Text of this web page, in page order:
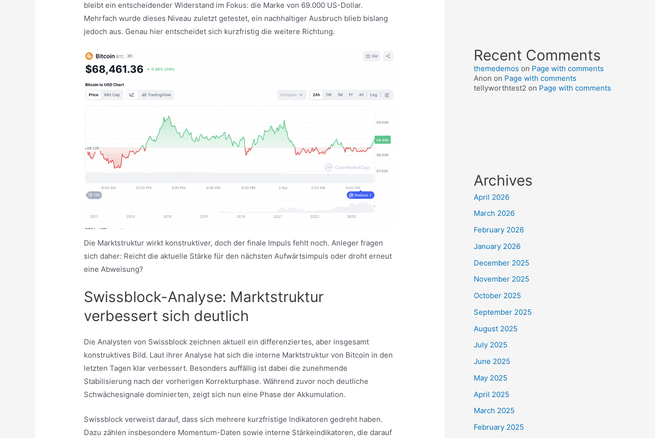
bleibt ein entscheidender Widerstand im Fokus: die Marke von 69.000 US-Dollar.
Mehrfach wurde dieses Niveau zuletzt getestet, ein nachhaltiger Ausbruch blieb bislang
jedoch aus. Genau hier entscheidet sich kurzfristig die weitere Richtung.
Die Marktstruktur wirkt konstruktiver, doch der finale Impuls fehlt noch. Anleger fragen
sich daher: Reicht die aktuelle Stärke für den nächsten Aufwärtsimpuls oder droht erneut
eine Abweisung?
Swissblock-Analyse: Marktstruktur
verbessert sich deutlich
Die Analysten von Swissblock zeichnen aktuell ein differenziertes, aber insgesamt
konstruktives Bild. Laut ihrer Analyse hat sich die interne Marktstruktur von Bitcoin in den
letzten Tagen klar verbessert. Besonders auffällig ist dabei die zunehmende
Stabilisierung nach der vorherigen Korrekturphase. Während zuvor noch deutliche
Schwächesignale dominierten, zeigt sich nun eine Phase der Akkumulation.
Swissblock verweist darauf, dass sich mehrere kurzfristige Indikatoren gedreht haben.
Dazu zählen insbesondere Momentum-Daten sowie interne Stärkeindikatoren, die darauf
Recent Comments
themedemos on Page with comments
Anon on Page with comments
tellyworthtest2 on Page with comments
Archives
April 2026
March 2026
February 2026
January 2026
December 2025
November 2025
October 2025
September 2025
August 2025
July 2025
June 2025
May 2025
April 2025
March 2025
February 2025